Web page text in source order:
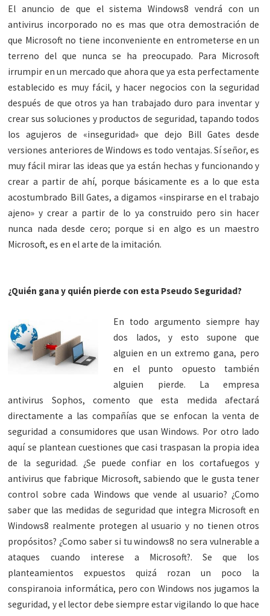
El anuncio de que el sistema Windows8 vendrá con un
antivirus incorporado no es mas que otra demostración de
que Microsoft no tiene inconveniente en entrometerse en un
terreno del que nunca se ha preocupado. Para Microsoft
irrumpir en un mercado que ahora que ya esta perfectamente
establecido es muy fácil, y hacer negocios con la seguridad
después de que otros ya han trabajado duro para inventar y
crear sus soluciones y productos de seguridad, tapando todos
los agujeros de «inseguridad» que dejo Bill Gates desde
versiones anteriores de Windows es todo ventajas. Sí señor, es
muy fácil mirar las ideas que ya están hechas y funcionando y
crear a partir de ahí, porque básicamente es a lo que esta
acostumbrado Bill Gates, a digamos «inspirarse en el trabajo
ajeno» y crear a partir de lo ya construido pero sin hacer
nunca nada desde cero; porque si en algo es un maestro
Microsoft, es en el arte de la imitación.
¿Quién gana y quién pierde con esta Pseudo Seguridad?
En todo argumento siempre hay
dos lados, y esto supone que
alguien en un extremo gana, pero
en el punto opuesto también
alguien pierde. La empresa
antivirus Sophos, comento que esta medida afectará
directamente a las compañías que se enfocan la venta de
seguridad a consumidores que usan Windows. Por otro lado
aquí se plantean cuestiones que casi traspasan la propia idea
de la seguridad. ¿Se puede confiar en los cortafuegos y
antivirus que fabrique Microsoft, sabiendo que le gusta tener
control sobre cada Windows que vende al usuario? ¿Como
saber que las medidas de seguridad que integra Microsoft en
Windows8 realmente protegen al usuario y no tienen otros
propósitos? ¿Como saber si tu windows8 no sera vulnerable a
ataques cuando interese a Microsoft?. Se que los
planteamientos expuestos quizá rozan un poco la
conspiranoia informática, pero con Windows nos jugamos la
seguridad, y el lector debe siempre estar vigilando lo que hace